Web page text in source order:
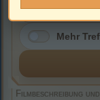
Mehr
Filmbeschreibung